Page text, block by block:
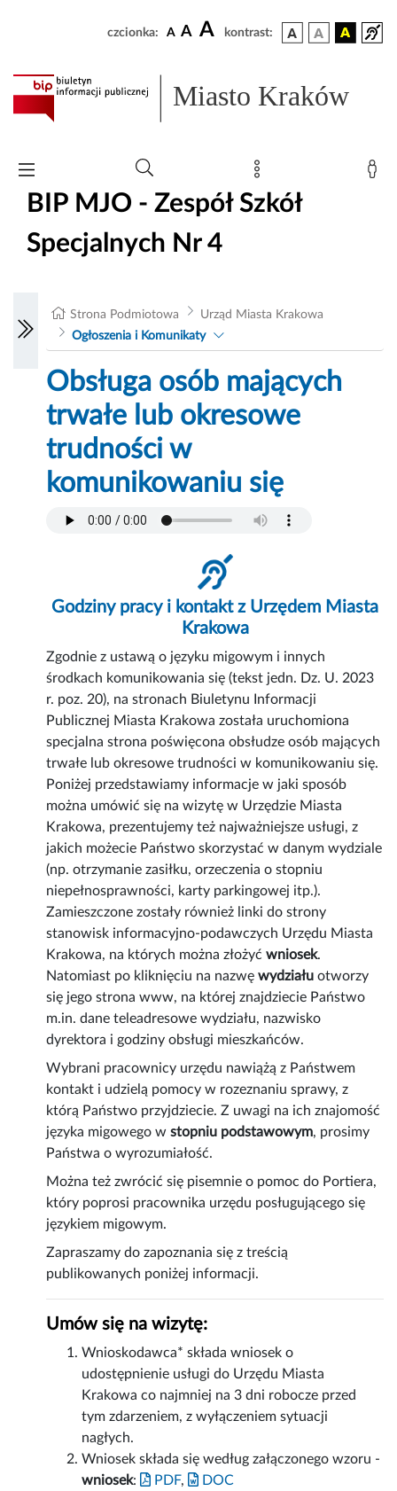
czcionka: A A A kontrast:
Miasto Kraków
BIP MJO - Zespół Szkół
Specjalnych Nr 4
Strona Podmiotowa
Urząd Miasta Krakowa
Ogłoszenia i Komunikaty
Obsługa osób mających
trwałe lub okresowe
trudności w
komunikowaniu się
Godziny pracy i kontakt z Urzędem Miasta
Krakowa
Zgodnie z ustawą o języku migowym i innych
środkach komunikowania się (tekst jedn. Dz. U. 2023
r. poz. 20), na stronach Biuletynu Informacji
Publicznej Miasta Krakowa została uruchomiona
specjalna strona poświęcona obsłudze osób mających
trwałe lub okresowe trudności w komunikowaniu się.
Poniżej przedstawiamy informacje w jaki sposób
można umówić się na wizytę w Urzędzie Miasta
Krakowa, prezentujemy też najważniejsze usługi, z
jakich możecie Państwo skorzystać w danym wydziale
(np. otrzymanie zasiłku, orzeczenia o stopniu
niepełnosprawności, karty parkingowej itp.).
Zamieszczone zostały również linki do strony
stanowisk informacyjno-podawczych Urzędu Miasta
Krakowa, na których można złożyćwniosek.
Natomiast po kliknięciu na nazwęwydziału otworzy
się jego strona www, na której znajdziecie Państwo
m.in. dane teleadresowe wydziału, nazwisko
dyrektora i godziny obsługi mieszkańców.
Wybrani pracownicy urzędu nawiążą z Państwem
kontakt i udzielą pomocy w rozeznaniu sprawy, z
którą Państwo przyjdziecie. Z uwagi na ich znajomość
języka migowego wstopniu podstawowym, prosimy
Państwa o wyrozumiałość.
Można też zwrócić się pisemnie o pomoc do Portiera,
który poprosi pracownika urzędu posługującego się
językiem migowym.
Zapraszamy do zapoznania się z treścią
publikowanych poniżej informacji.
Umów się na wizytę:
Wnioskodawca* składa wniosek o
udostępnienie usługi do Urzędu Miasta
Krakowa co najmniej na 3 dni robocze przed
tym zdarzeniem, z wyłączeniem sytuacji
nagłych.
Wniosek składa się według załączonego wzoru -
wniosek: PDF,
DOC